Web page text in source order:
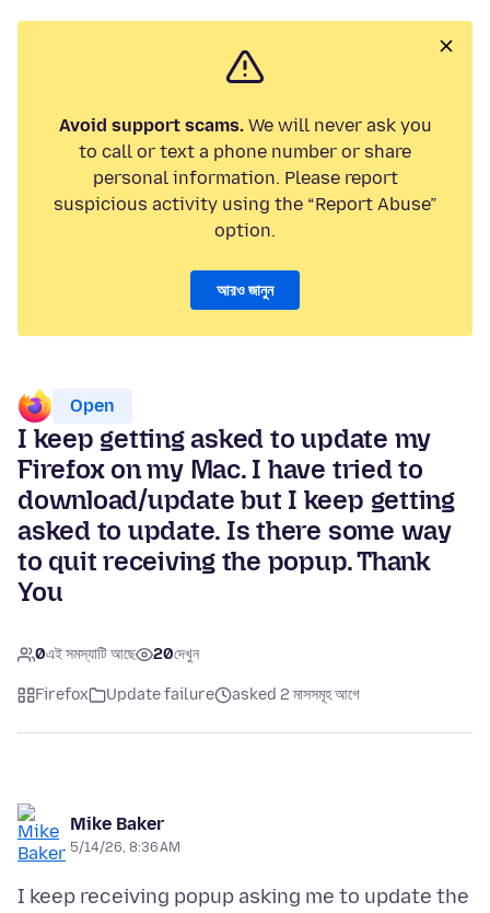
Avoid support scams.We will never ask you
to call or text a phone number or share
personal information. Please report
suspicious activity using the “Report Abuse”
option.
আরও জানুন
Open
I keep getting asked to update my
Firefox on my Mac. I have tried to
download/update but I keep getting
asked to update. Is there some way
to quit receiving the popup. Thank
You
0এই সমস্যাটি আছে 20দেখুন
Firefox Update failure asked 2 মাসসমূহ আগে
Mike Baker
5/14/26, 8:36 AM
I keep receiving popup asking me to update the